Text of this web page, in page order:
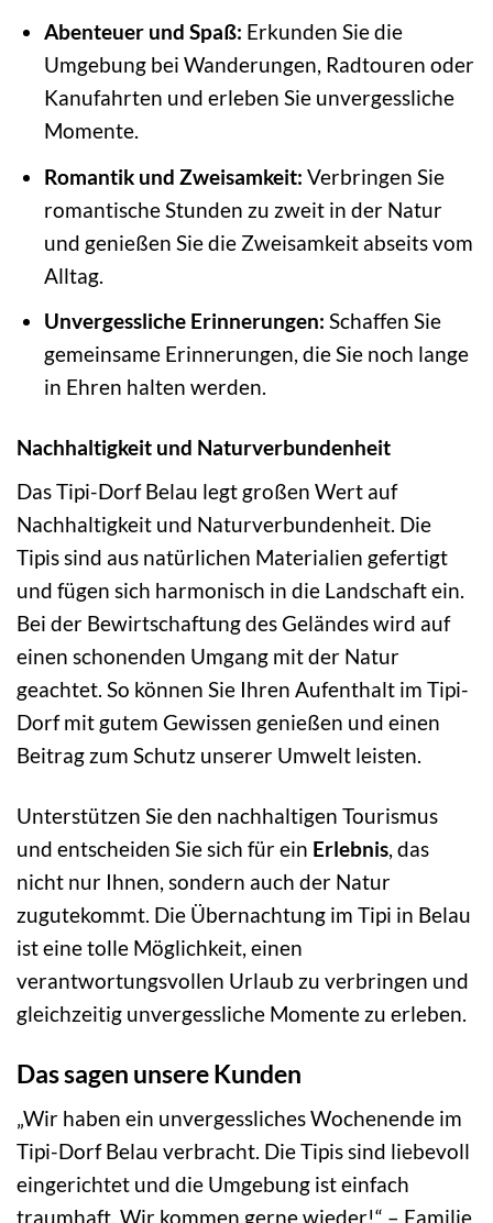
Abenteuer und Spaß: Erkunden Sie die
Umgebung bei Wanderungen, Radtouren oder
Kanufahrten und erleben Sie unvergessliche
Momente.
Romantik und Zweisamkeit: Verbringen Sie
romantische Stunden zu zweit in der Natur
und genießen Sie die Zweisamkeit abseits vom
Alltag.
Unvergessliche Erinnerungen: Schaffen Sie
gemeinsame Erinnerungen, die Sie noch lange
in Ehren halten werden.
Nachhaltigkeit und Naturverbundenheit
Das Tipi-Dorf Belau legt großen Wert auf
Nachhaltigkeit und Naturverbundenheit. Die
Tipis sind aus natürlichen Materialien gefertigt
und fügen sich harmonisch in die Landschaft ein.
Bei der Bewirtschaftung des Geländes wird auf
einen schonenden Umgang mit der Natur
geachtet. So können Sie Ihren Aufenthalt im Tipi-
Dorf mit gutem Gewissen genießen und einen
Beitrag zum Schutz unserer Umwelt leisten.
Unterstützen Sie den nachhaltigen Tourismus
und entscheiden Sie sich für ein Erlebnis , das
nicht nur Ihnen, sondern auch der Natur
zugutekommt. Die Übernachtung im Tipi in Belau
ist eine tolle Möglichkeit, einen
verantwortungsvollen Urlaub zu verbringen und
gleichzeitig unvergessliche Momente zu erleben.
Das sagen unsere Kunden
„Wir haben ein unvergessliches Wochenende im
Tipi-Dorf Belau verbracht. Die Tipis sind liebevoll
eingerichtet und die Umgebung ist einfach
traumhaft. Wir kommen gerne wieder!“ – Familie